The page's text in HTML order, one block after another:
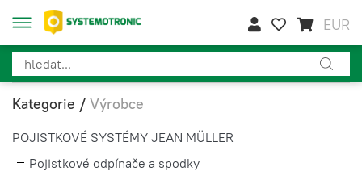
EUR
Kategorie / Výrobce
POJISTKOVÉ SYSTÉMY JEAN MÜLLER
Pojistkové odpínače a spodky